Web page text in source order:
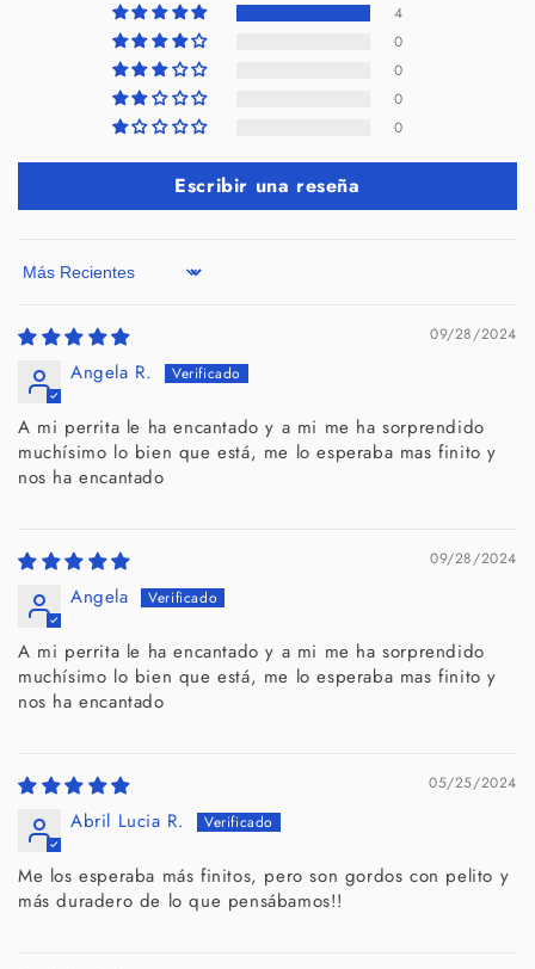
4
0
0
0
0
Escribir una reseña
Sort by
09/28/2024
Angela R.
A mi perrita le ha encantado y a mi me ha sorprendido
muchísimo lo bien que está, me lo esperaba mas finito y
nos ha encantado
09/28/2024
Angela
A mi perrita le ha encantado y a mi me ha sorprendido
muchísimo lo bien que está, me lo esperaba mas finito y
nos ha encantado
05/25/2024
Abril Lucia R.
Me los esperaba más finitos, pero son gordos con pelito y
más duradero de lo que pensábamos!!